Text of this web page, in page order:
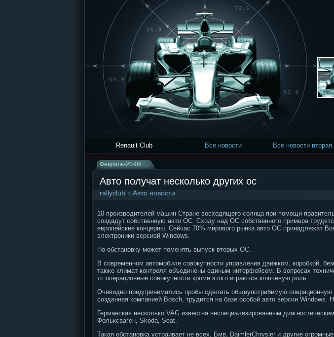
Renault Club Все новости Все новости вторая
Февраль-20-09
Авто получат несколько других ос
rallyclub в Авто новости
10 производителей машин Стране восходящего солнца при помощи
создадут собственную авто ОС. Сходу над ОС собственного примера
европейские концерны. Сейчас 70% мирового рынка авто ОС принадлежат
электроники версией Windows.
Но обстановку может поменять выпуск вторых ОС.
В современном автомобиле совокупности управления движком, коробкой,
также климат-контроля объединены единым интерфейсом. В вопросах
тс операционные совокупности кроме этого играются ключевую роль.
Очевидно предпринимались пробы сделать общеупотребимую
созданная компанией Bosch, трудится на базе особой авто версии
Германская несколько VAG известна неспециализированным
Фольксваген, Skoda, Seat.
Такая обстановка устраивает не всех. Бмв, DaimlerChrysler и другие